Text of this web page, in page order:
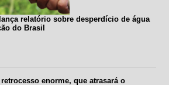
relatório sobre desperdício de água
do Brasil
enorme, que atrasará o